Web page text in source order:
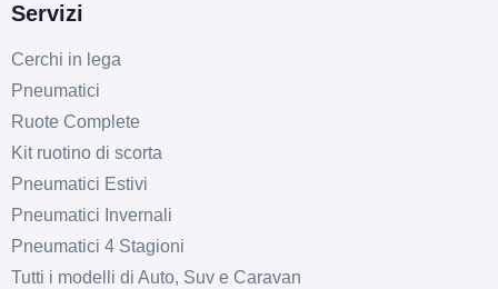
Servizi
Cerchi in lega
Pneumatici
Ruote Complete
Kit ruotino di scorta
Pneumatici Estivi
Pneumatici Invernali
Pneumatici 4 Stagioni
Tutti i modelli di Auto, Suv e Caravan